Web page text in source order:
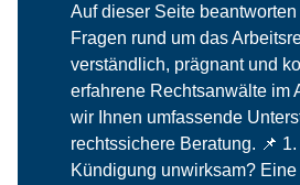
Auf dieser Seite
Fragen rund um das
verständlich, prägnant und
erfahrene Rechtsanwälte im
wir Ihnen umfassende
rechtssichere Beratung. 📌
Kündigung unwirksam?